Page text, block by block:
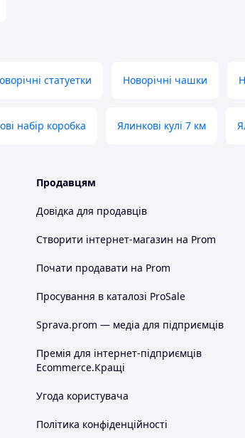
статуетки Новорічні чашки
набір коробка Ялинкові кулі 7 км
Продавцям
Довідка для продавців
Створити інтернет-магазин на Prom
Почати продавати на Prom
Просування в каталозі ProSale
Sprava.prom — медіа для підприємців
Премія для інтернет-підприємців
Ecommerce.Кращі
Угода користувача
Політика конфіденційності